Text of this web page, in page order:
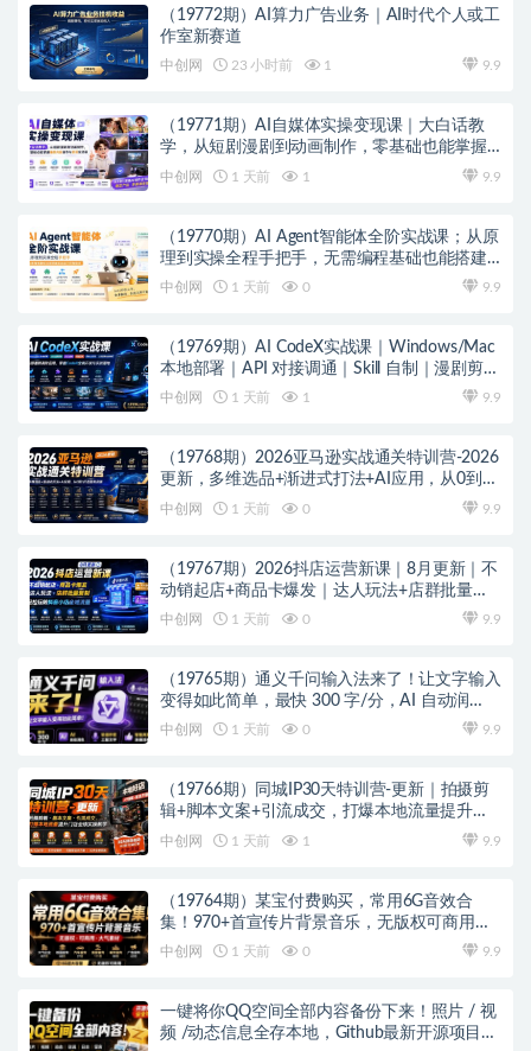
（19772期）AI算力广告业务｜AI时代个人或工
作室新赛道
中创网 23 小时前 1 9.9
（19771期）AI自媒体实操变现课｜大白话教
学，从短剧漫剧到动画制作，零基础也能掌握
爆款内容创作与变现全流程
中创网 1 天前 1 9.9
（19770期）AI Agent智能体全阶实战课；从原
理到实操全程手把手，无需编程基础也能搭建
自动运行的智能体
中创网 1 天前 0 9.9
（19769期）AI CodeX实战课｜Windows/Mac
本地部署｜API 对接调通｜Skill 自制｜漫剧剪辑
｜网站 VR 项目｜AI项目落地全教程
中创网 1 天前 1 9.9
（19768期）2026亚马逊实战通关特训营-2026
更新，多维选品+渐进式打法+AI应用，从0到1
打造盈利店铺
中创网 1 天前 0 9.9
（19767期）2026抖店运营新课｜8月更新｜不
动销起店+商品卡爆发｜达人玩法+店群批量复
制｜轻松玩转抖音小店全域流量
中创网 1 天前 0 9.9
（19765期）通义千问输入法来了！让文字输入
变得如此简单，最快 300 字/分，AI 自动润
色，说话秒变工整文字
中创网 1 天前 0 9.9
（19766期）同城IP30天特训营-更新｜拍摄剪
辑+脚本文案+引流成交，打爆本地流量提升门
店业绩实操教学
中创网 1 天前 1 9.9
（19764期）某宝付费购买，常用6G音效合
集！970+首宣传片背景音乐，无版权可商用大
气素材，分类清晰，高质量内容
中创网 1 天前 0 9.9
一键将你QQ空间全部内容备份下来！照片 / 视
频 /动态信息全存本地，Github最新开源项目